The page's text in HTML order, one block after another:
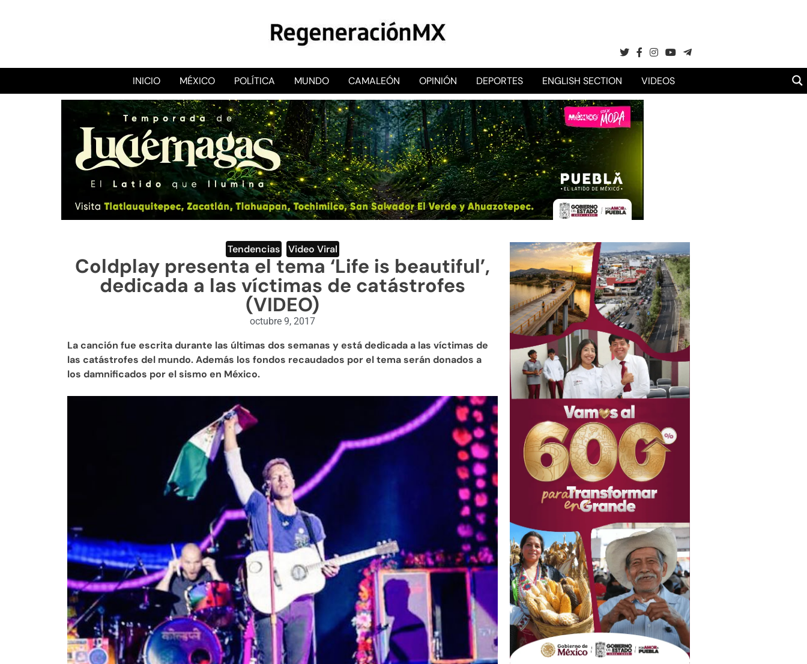
RegeneraciónMX
Sitio de noticias libre e independiente
INICIO MÉXICO POLÍTICA MUNDO CAMALEÓN OPINIÓN DEPORTES ENGLISH SECTION VIDEOS
Tendencias Video Viral
Coldplay presenta el tema ‘Life is beautiful’,
dedicada a las víctimas de catástrofes
(VIDEO)
octubre 9, 2017
La canción fue escrita durante las últimas dos semanas y está dedicada a las víctimas de
las catástrofes del mundo. Además los fondos recaudados por el tema serán donados a
los damnificados por el sismo en México.